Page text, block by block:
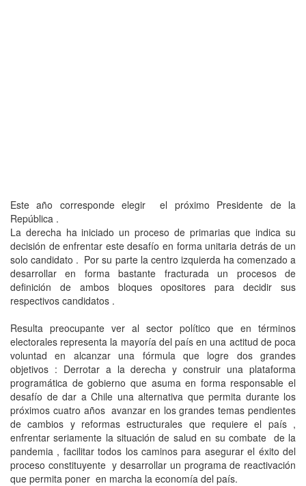
Este año corresponde elegir el próximo Presidente de la
República .
La derecha ha iniciado un proceso de primarias que indica su
decisión de enfrentar este desafío en forma unitaria detrás de un
solo candidato . Por su parte la centro izquierda ha comenzado a
desarrollar en forma bastante fracturada un procesos de
definición de ambos bloques opositores para decidir sus
respectivos candidatos .
Resulta preocupante ver al sector político que en términos
electorales representa la mayoría del país en una actitud de poca
voluntad en alcanzar una fórmula que logre dos grandes
objetivos : Derrotar a la derecha y construir una plataforma
programática de gobierno que asuma en forma responsable el
desafío de dar a Chile una alternativa que permita durante los
próximos cuatro años avanzar en los grandes temas pendientes
de cambios y reformas estructurales que requiere el país ,
enfrentar seriamente la situación de salud en su combate de la
pandemia , facilitar todos los caminos para asegurar el éxito del
proceso constituyente y desarrollar un programa de reactivación
que permita poner en marcha la economía del país.